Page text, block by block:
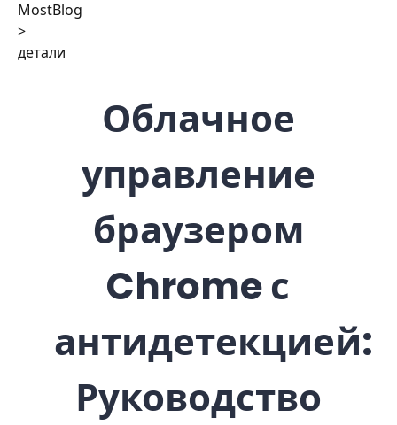
MostBlog
>
детали
Облачное
управление
браузером
Chrome с
антидетекцией:
Руководство